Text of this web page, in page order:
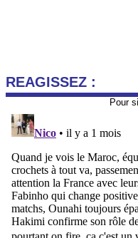
REAGISSEZ :
Pour